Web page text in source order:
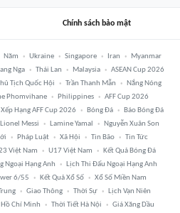
Chính sách bảo mật
Năm Ukraine Singapore Iran
Myanmar
Nga Thái Lan Malaysia
ASEAN Cup 2026
Tịch Quốc Hội Trần Thanh Mẫn
Nắng Nóng
Phomvihane Philippines
AFF Cup 2026
Xếp Hạng AFF Cup 2026 Bóng Đá
Báo Bóng Đá
Lionel Messi Lamine Yamal
Nguyễn Xuân Son
Pháp Luật Xã Hội Tin Bão
Tin Tức
Việt Nam U17 Việt Nam
Kết Quả Bóng Đá
Ngoại Hạng Anh
Lịch Thi Đấu Ngoại Hạng Anh
6/55 Kết Quả Xổ Số
Xổ Số Miền Nam
Giao Thông Thời Sự
Lịch Vạn Niên
Chí Minh Thời Tiết Hà Nội Giá Xăng Dầu